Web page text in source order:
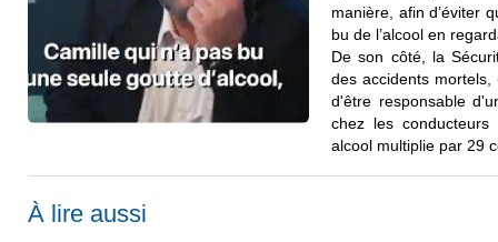
manière, afin d’éviter
bu de l’alcool en
De son côté, la
des accidents
d'être responsable
chez les
alcool multiplie par 29
À lire aussi